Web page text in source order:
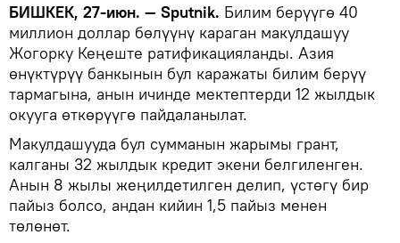
БИШКЕК, 27-июн. — Sputnik. Билим берүүгө 40
миллион доллар бөлүүнү караган макулдашуу
Жогорку Кеңеште ратификацияланды. Азия
өнүктүрүү банкынын бул каражаты билим берүү
тармагына, анын ичинде мектептерди 12 жылдык
окууга өткөрүүгө пайдаланылат.
Макулдашууда бул сумманын жарымы грант,
калганы 32 жылдык кредит экени белгиленген.
Анын 8 жылы жеңилдетилген делип, үстөгү бир
пайыз болсо, андан кийин 1,5 пайыз менен
төлөнөт.